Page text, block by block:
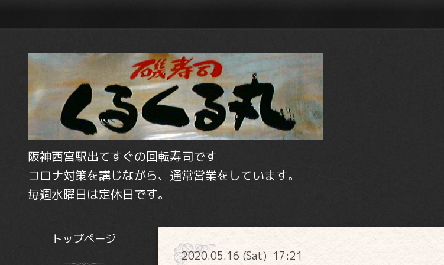
阪神西宮駅出てすぐの回転寿司です
コロナ対策を講じながら、通常営業をしています。
毎週水曜日は定休日です。
2020.05.16 (Sat) 17:21
トップページ